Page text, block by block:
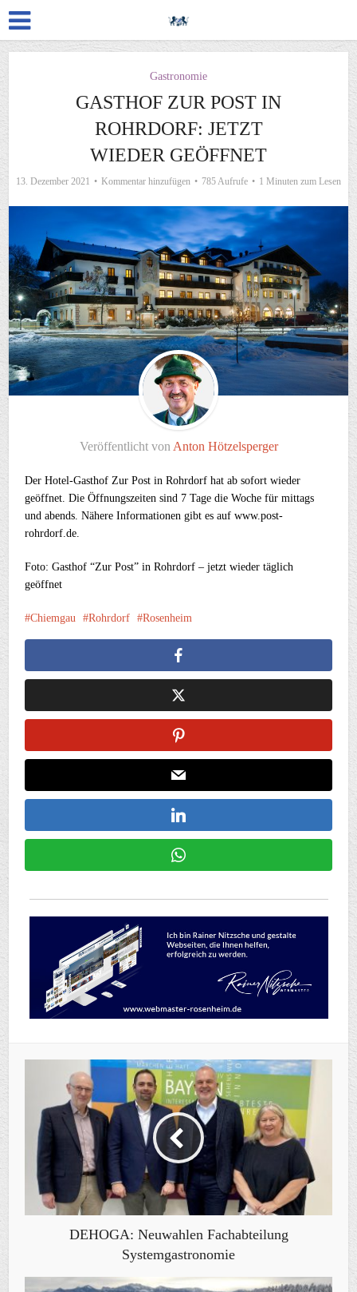
Gastronomie
GASTHOF ZUR POST IN
ROHRDORF: JETZT
WIEDER GEÖFFNET
13. Dezember 2021 Kommentar hinzufügen 785 Aufrufe 1 Minuten zum Lesen
Veröffentlicht von Anton Hötzelsperger
Der Hotel-Gasthof Zur Post in Rohrdorf hat ab sofort wieder
geöffnet. Die Öffnungszeiten sind 7 Tage die Woche für mittags
und abends. Nähere Informationen gibt es auf www.post-
rohrdorf.de.
Foto: Gasthof “Zur Post” in Rohrdorf – jetzt wieder täglich
geöffnet
Chiemgau Rohrdorf Rosenheim
DEHOGA: Neuwahlen Fachabteilung
Systemgastronomie